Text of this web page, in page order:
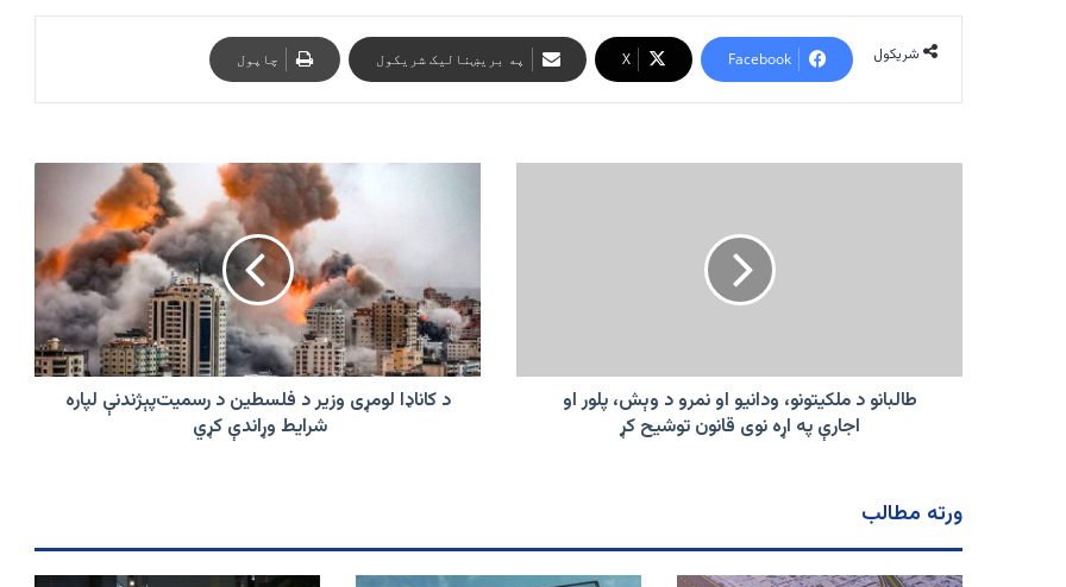
شریکول Facebook
X په بریښنالیک شریکول چاپول
پلور
قانون
توشیح
کړ
طالبانو د ملکیتونو، ودانیو او نمرو د وېش، پلور او
اجارې په اړه نوی قانون توشیح کړ
فلسطین
د
رسمیت‌پېژندنې
لپاره
شرایطد کاناډا لومړی وزیر د فلسطین د رسمیت‌پېژندنې لپاره
شرایط وړاندې کړي
ورته مطالب